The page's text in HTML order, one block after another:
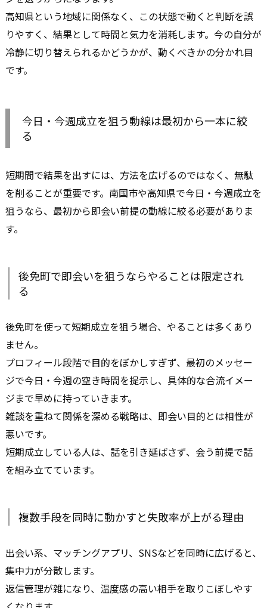
高知県という地域に関係なく、この状態で動くと判断を誤
りやすく、結果として時間と気力を消耗します。今の自分が
冷静に切り替えられるかどうかが、動くべきかの分かれ目
です。
今日・今週成立を狙う動線は最初から一本に絞
る
短期間で結果を出すには、方法を広げるのではなく、無駄
を削ることが重要です。南国市や高知県で今日・今週成立を
狙うなら、最初から即会い前提の動線に絞る必要がありま
す。
後免町で即会いを狙うならやることは限定され
る
後免町を使って短期成立を狙う場合、やることは多くあり
ません。
プロフィール段階で目的をぼかしすぎず、最初のメッセー
ジで今日・今週の空き時間を提示し、具体的な合流イメー
ジまで早めに持っていきます。
雑談を重ねて関係を深める戦略は、即会い目的とは相性が
悪いです。
短期成立している人は、話を引き延ばさず、会う前提で話
を組み立てています。
複数手段を同時に動かすと失敗率が上がる理由
出会い系、マッチングアプリ、SNSなどを同時に広げると、
集中力が分散します。
返信管理が雑になり、温度感の高い相手を取りこぼしやす